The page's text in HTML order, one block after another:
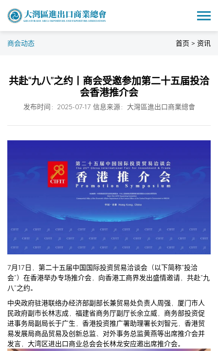
商会动态 首页 > 资讯
共赴“九八”之约丨商会受邀参加第二十五届投洽
会香港推介会
发布时间：2025-07-17 信息来源：大灣區進出口商業總會
7月17日，第二十五届中国国际投资贸易洽谈会（以下简称“投洽
会”）在香港举办专场推介会，向香港工商界发出盛情邀请，共赴“九
八”之约。
中央政府驻港联络办经济部副部长兼贸易处负责人周强，厦门市人
民政府副市长林志成，福建省商务厅副厅长余立威，商务部投资促
进事务局副局长于广生，香港投资推广署助理署长刘智元，香港贸
易发展局商品贸易及创新总监、对外事务总监黄燕等出席推介会并
发言，大湾区进出口商业总会会长林龙安应邀出席推介会。